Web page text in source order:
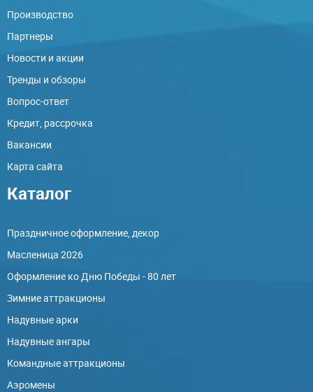
Производство
Партнеры
Новости и акции
Тренды и обзоры
Вопрос-ответ
Кредит, рассрочка
Вакансии
Карта сайта
Каталог
Праздничное оформление, декор
Масленица 2026
Оформление ко Дню Победы - 80 лет
Зимние аттракционы
Надувные арки
Надувные ангары
Командные аттракционы
Аэромены